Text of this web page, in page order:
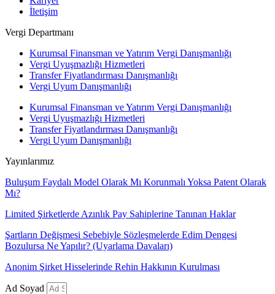
İletişim
Vergi Departmanı
Kurumsal Finansman ve Yatırım Vergi Danışmanlığı
Vergi Uyuşmazlığı Hizmetleri
Transfer Fiyatlandırması Danışmanlığı
Vergi Uyum Danışmanlığı
Kurumsal Finansman ve Yatırım Vergi Danışmanlığı
Vergi Uyuşmazlığı Hizmetleri
Transfer Fiyatlandırması Danışmanlığı
Vergi Uyum Danışmanlığı
Yayınlarımız
Buluşum Faydalı Model Olarak Mı Korunmalı Yoksa Patent Olarak
Mı?
Limited Şirketlerde Azınlık Pay Sahiplerine Tanınan Haklar
Şartların Değişmesi Sebebiyle Sözleşmelerde Edim Dengesi
Bozulursa Ne Yapılır? (Uyarlama Davaları)
Anonim Şirket Hisselerinde Rehin Hakkının Kurulması
Ad Soyad